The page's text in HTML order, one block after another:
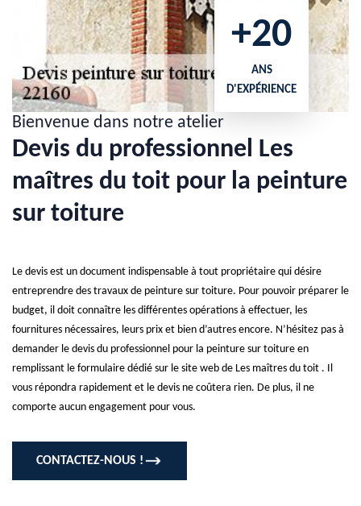
+20
ANS
D'EXPÉRIENCE
Bienvenue dans notre atelier
Devis du professionnel Les
maîtres du toit pour la peinture
sur toiture
Le devis est un document indispensable à tout propriétaire qui désire
entreprendre des travaux de peinture sur toiture. Pour pouvoir préparer le
budget, il doit connaître les différentes opérations à effectuer, les
fournitures nécessaires, leurs prix et bien d’autres encore. N’hésitez pas à
demander le devis du professionnel pour la peinture sur toiture en
remplissant le formulaire dédié sur le site web de Les maîtres du toit . Il
vous répondra rapidement et le devis ne coûtera rien. De plus, il ne
comporte aucun engagement pour vous.
CONTACTEZ-NOUS !